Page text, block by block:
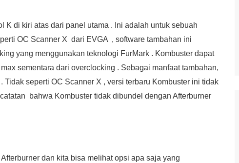
K di kiri atas dari panel utama . Ini adalah untuk sebuah
OC Scanner X dari EVGA , software tambahan ini
yang menggunakan teknologi FurMark . Kombuster dapat
sementara dari overclocking . Sebagai manfaat tambahan,
seperti OC Scanner X , versi terbaru Kombuster ini tidak
bahwa Kombuster tidak dibundel dengan Afterburner
dan kita bisa melihat opsi apa saja yang